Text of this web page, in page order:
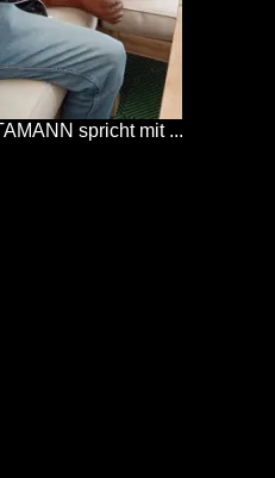
spricht mit ...